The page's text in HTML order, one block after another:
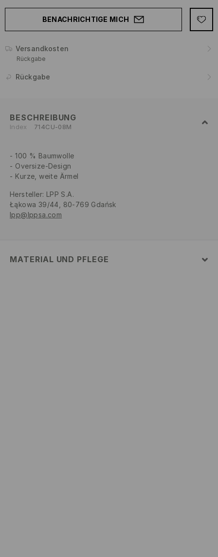
BENACHRICHTIGE MICH
Versandkosten
Rückgabe
Rückgabe
BESCHREIBUNG
Index 714CU-08M
100 % Baumwolle
Oversize-Design
Kurze, weite Ärmel
Hersteller: LPP S.A.
Łąkowa 39/44, 80-769 Gdańsk
lpp@lppsa.com
MATERIAL UND PFLEGE